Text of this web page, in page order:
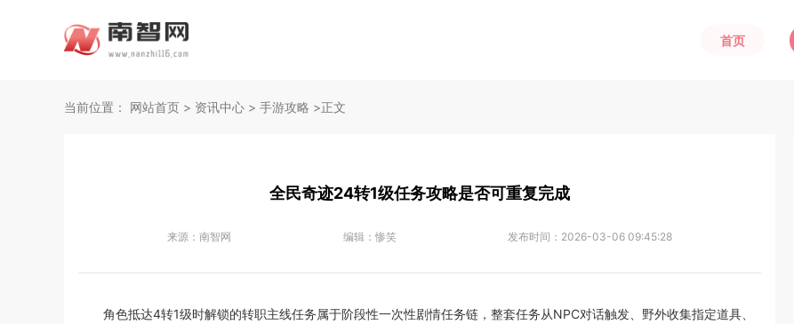
首页
当前位置： 网站首页 > 资讯中心 > 手游攻略 >正文
全民奇迹24转1级任务攻略是否可重复完成
来源： 南智网 编辑： 惨笑 发布时间： 2026-03-06 09:45:28
角色抵达4转1级时解锁的转职主线任务属于阶段性一次性剧情任务链，整套任务从NPC对话触发、野外收集指定道具、